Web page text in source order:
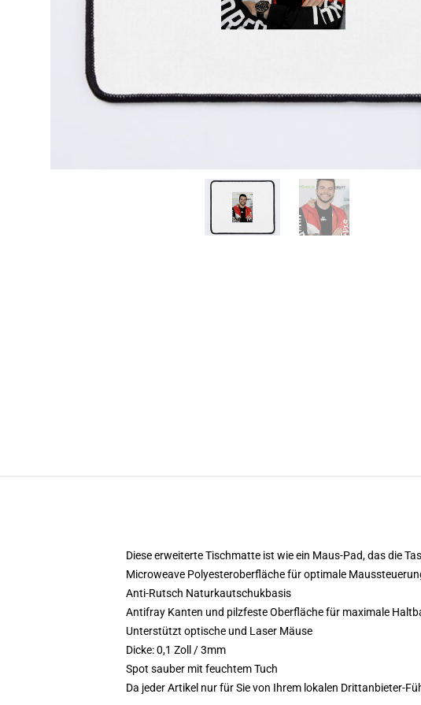
Diese erweiterte Tischmatte ist wie ein Maus-Pad, das die
Microweave Polyesteroberfläche für optimale
Anti-Rutsch Naturkautschukbasis
Antifray Kanten und pilzfeste Oberfläche für maximale
Unterstützt optische und Laser Mäuse
Dicke: 0,1 Zoll / 3mm
Spot sauber mit feuchtem Tuch
Da jeder Artikel nur für Sie von Ihrem lokalen Drittanbieter-